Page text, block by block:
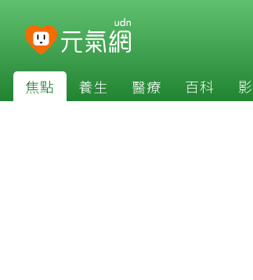
焦點 養生 醫療 百科